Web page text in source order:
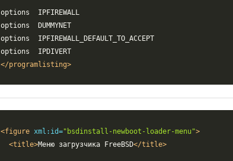
options  IPFIREWALL
options  DUMMYNET
options  IPFIREWALL_DEFAULT_TO_ACCEPT
</programlisting>
<figure xml:id="bsdinstall-newboot-loader-menu">
<title>Меню загрузчика FreeBSD</title>